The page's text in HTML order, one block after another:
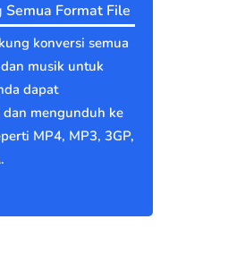
Semua Format File
konversi semua
musik untuk
dapat
mengunduh ke
MP4, MP3, 3GP,